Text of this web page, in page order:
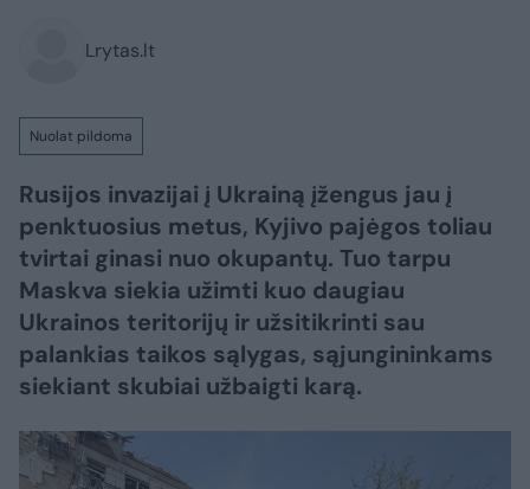
Lrytas.lt
Nuolat pildoma
Rusijos invazijai į Ukrainą įžengus jau į
penktuosius metus, Kyjivo pajėgos toliau
tvirtai ginasi nuo okupantų. Tuo tarpu
Maskva siekia užimti kuo daugiau
Ukrainos teritorijų ir užsitikrinti sau
palankias taikos sąlygas, sąjungininkams
siekiant skubiai užbaigti karą.​​​​​​​​​​​​​​​​​​​​​​​​​​​